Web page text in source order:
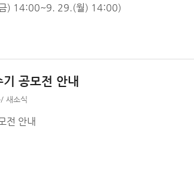
금) 14:00~9. 29.(월) 14:00)
공모전 안내
/ 새소식
전 안내